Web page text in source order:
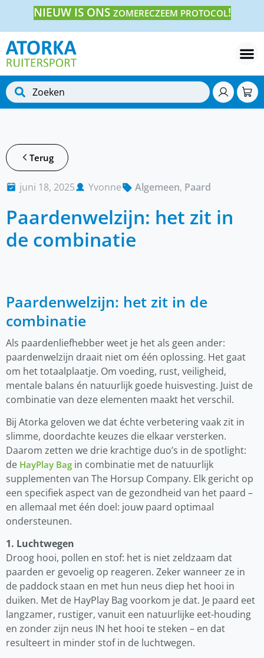
NIEUW IS ONS ZOMERECZEEM PROTOCOL!
Terug
juni 18, 2025 Yvonne Algemeen, Paard
Paardenwelzijn: het zit in
de combinatie
Paardenwelzijn: het zit in de
combinatie
Als paardenliefhebber weet je het als geen ander:
paardenwelzijn draait niet om één oplossing. Het gaat
om het totaalplaatje. Om voeding, rust, veiligheid,
mentale balans én natuurlijk goede huisvesting. Juist de
combinatie van deze elementen maakt het verschil.
Bij Atorka geloven we dat échte verbetering vaak zit in
slimme, doordachte keuzes die elkaar versterken.
Daarom zetten we drie krachtige duo’s in de spotlight:
de HayPlay Bag in combinatie met de natuurlijk
supplementen van The Horsup Company. Elk gericht op
een specifiek aspect van de gezondheid van het paard –
en allemaal met één doel: jouw paard optimaal
ondersteunen.
1. Luchtwegen
Droog hooi, pollen en stof: het is niet zeldzaam dat
paarden er gevoelig op reageren. Zeker wanneer ze in
de paddock staan en met hun neus diep het hooi in
duiken. Met de HayPlay Bag voorkom je dat. Je paard eet
langzamer, rustiger, vanuit een natuurlijke eet-houding
en zonder zijn neus IN het hooi te steken – en dat
resulteert in minder stof in de luchtwegen.